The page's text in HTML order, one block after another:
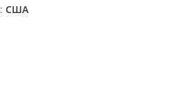
США